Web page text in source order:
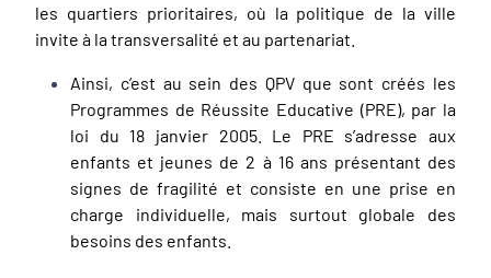
les quartiers prioritaires, où la politique de la ville
invite à la transversalité et au partenariat.
Ainsi, c’est au sein des QPV que sont créés les
Programmes de Réussite Educative (PRE), par la
loi du 18 janvier 2005. Le PRE s’adresse aux
enfants et jeunes de 2 à 16 ans présentant des
signes de fragilité et consiste en une prise en
charge individuelle, mais surtout globale des
besoins des enfants.